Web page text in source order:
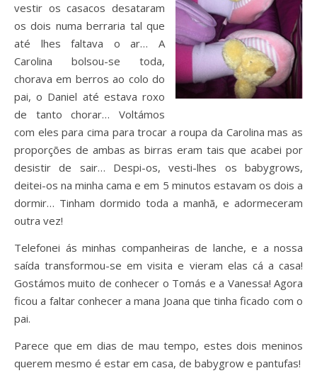
vestir os casacos desataram
os dois numa berraria tal que
até lhes faltava o ar… A
Carolina bolsou-se toda,
chorava em berros ao colo do
pai, o Daniel até estava roxo
de tanto chorar… Voltámos
com eles para cima para trocar a roupa da Carolina mas as
proporções de ambas as birras eram tais que acabei por
desistir de sair… Despi-os, vesti-lhes os babygrows,
deitei-os na minha cama e em 5 minutos estavam os dois a
dormir… Tinham dormido toda a manhã, e adormeceram
outra vez!
Telefonei ás minhas companheiras de lanche, e a nossa
saída transformou-se em visita e vieram elas cá a casa!
Gostámos muito de conhecer o Tomás e a Vanessa! Agora
ficou a faltar conhecer a mana Joana que tinha ficado com o
pai.
Parece que em dias de mau tempo, estes dois meninos
querem mesmo é estar em casa, de babygrow e pantufas!